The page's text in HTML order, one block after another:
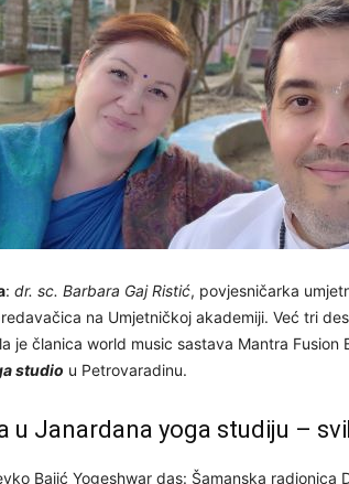
: dr. sc. Barbara Gaj Ristić, povjesničarka
na Umjetničkoj akademiji. Već tri
je članica world music sastava Mantra
studio u Petrovaradinu.
u Janardana yoga studiju –
Bajić Yogeshwar das: Šamanska radionica